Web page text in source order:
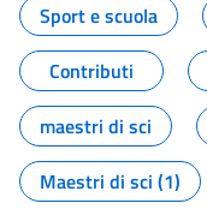
Sport e scuola
Contributi
maestri di sci
Maestri di sci (1)